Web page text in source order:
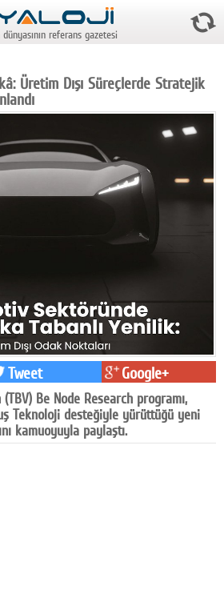
referans gazetesi
Üretim Dışı Süreçlerde Stratejik
Tweet Google+
Be Node Research programı,
Teknoloji desteğiyle yürüttüğü yeni
kamuoyuyla paylaştı.